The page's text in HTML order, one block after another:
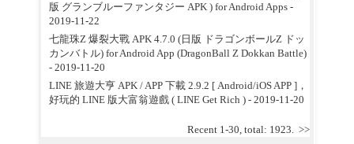
版 グランブルーファンタジー APK ) for Android Apps -
2019-11-22
七龍珠Z 爆裂大戰 APK 4.7.0 (日版 ドラゴンボールZ ドッ
カンバトル) for Android App (DragonBall Z Dokkan Battle)
- 2019-11-20
LINE 旅遊大亨 APK / APP 下載 2.9.2 [ Android/iOS APP ]，
好玩的 LINE 版大富翁遊戲 ( LINE Get Rich )- 2019-11-20
Recent 1-30, total: 1923. >>